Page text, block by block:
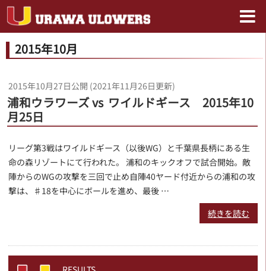
2015年10月
2015年10月27日公開 (2021年11月26日更新)
浦和ウラワーズ vs ワイルドギース 2015年10
月25日
リーグ第3戦はワイルドギース（以後WG）と千葉県長柄にある生
命の森リゾートにて行われた。 浦和のキックオフで試合開始。敵
陣からのWGの攻撃を三回で止め自陣40ヤード付近からの浦和の攻
撃は、♯18を中心にボールを進め、最後 …
続きを読む